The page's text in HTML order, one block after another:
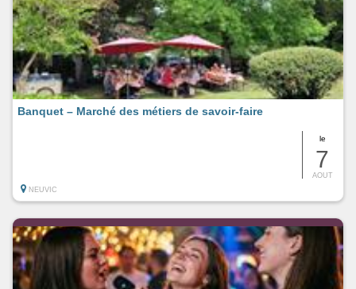
le
7
AOUT
Banquet – Marché des métiers de savoir-faire
NEUVIC